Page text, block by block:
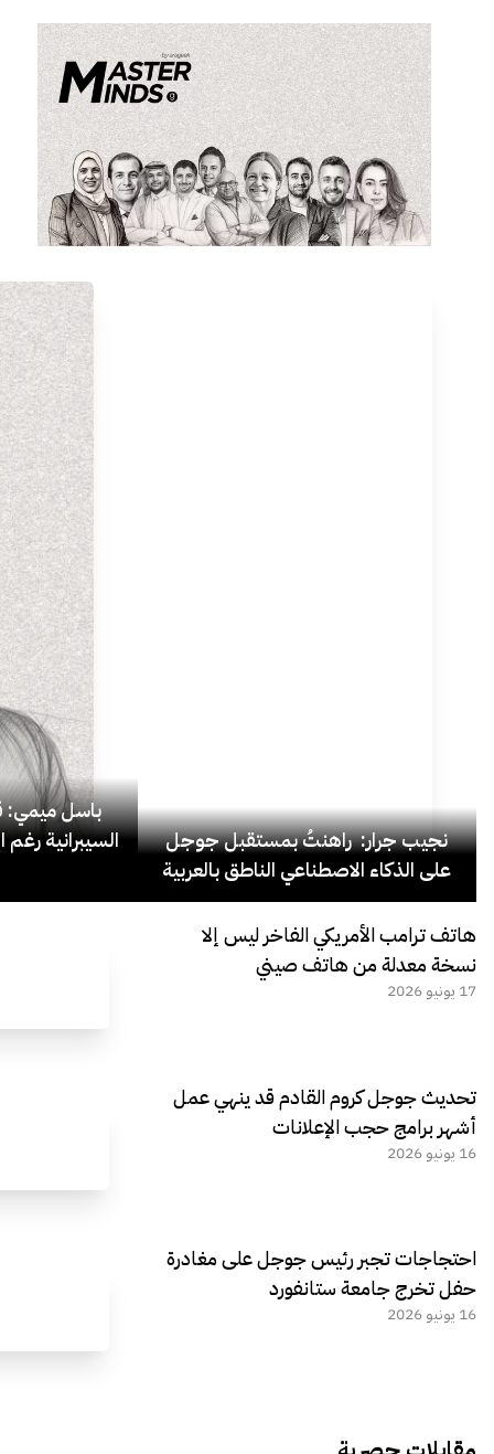
نجيب جرار: راهنتُ بمستقبل جوجل
على الذكاء الاصطناعي الناطق بالعربية
باسل ميمي:
السيبرانية رغم
هاتف ترامب الأمريكي الفاخر ليس إلا
نسخة معدلة من هاتف صيني
17 يونيو 2026
تحديث جوجل كروم القادم قد ينهي عمل
أشهر برامج حجب الإعلانات
16 يونيو 2026
احتجاجات تجبر رئيس جوجل على مغادرة
حفل تخرج جامعة ستانفورد
16 يونيو 2026